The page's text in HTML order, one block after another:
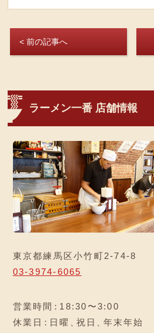
< 前の記事へ
ラーメン一番 店舗情報
東京都練馬区小竹町2-74-8
03-3974-6065
営業時間 ：18:30〜3:00
休業日 ：日曜 、祝日 、年末年始